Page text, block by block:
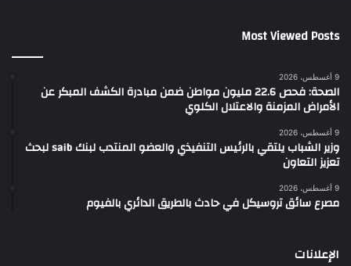
Most Viewed Posts
9 أغسطس، 2026
الصحة: فحص 22.6 مليون مواطن ضمن مبادرة الكشف المبكر عن
الأمراض المزمنة والاعتلال الكلوي
9 أغسطس، 2026
وزير الشباب يلتقي بالرئيس التنفيذي والعضو المنتدب لبنك saib لبحث
تعزيز التعاون
9 أغسطس، 2026
مصرع سائق تروسيكل في حادث بالطريق الدائري بالفيوم
الإعلانات